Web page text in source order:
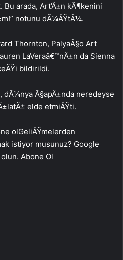
arada, Art’Ä±n kÃ¶kenini
notunu dÃ¼ÅŸtÃ¼.
Thornton, PalyaÃ§o Art
LaVeraâ€™nÄ±n da Sienna
bildirildi.
Ã§apÄ±nda neredeyse
elde etmiÅŸti.
GeliÅŸmelerden
istiyor musunuz? Google
olun. Abone Ol